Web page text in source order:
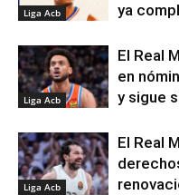
Liga Acb
ya
Liga Acb
El Real
en
y sigue
Liga Acb
El Real